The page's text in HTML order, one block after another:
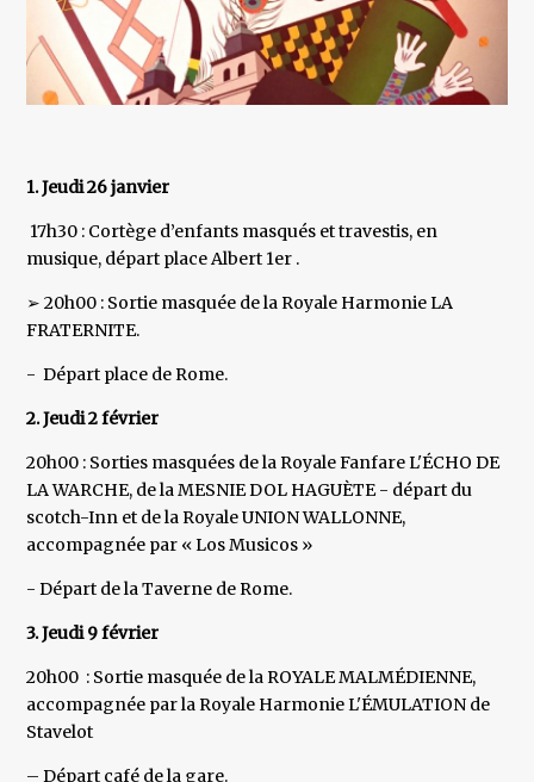
1. Jeudi 26 janvier
17h30 : Cortège d’enfants masqués et travestis, en
musique, départ place Albert 1er .
➢ 20h00 : Sortie masquée de la Royale Harmonie LA
FRATERNITE.
- Départ place de Rome.
2. Jeudi 2 février
20h00 : Sorties masquées de la Royale Fanfare L'ÉCHO DE
LA WARCHE, de la MESNIE DOL HAGUÈTE - départ du
scotch-Inn et de la Royale UNION WALLONNE,
accompagnée par « Los Musicos »
- Départ de la Taverne de Rome.
3. Jeudi 9 février
20h00 : Sortie masquée de la ROYALE MALMÉDIENNE,
accompagnée par la Royale Harmonie L'ÉMULATION de
Stavelot
– Départ café de la gare.